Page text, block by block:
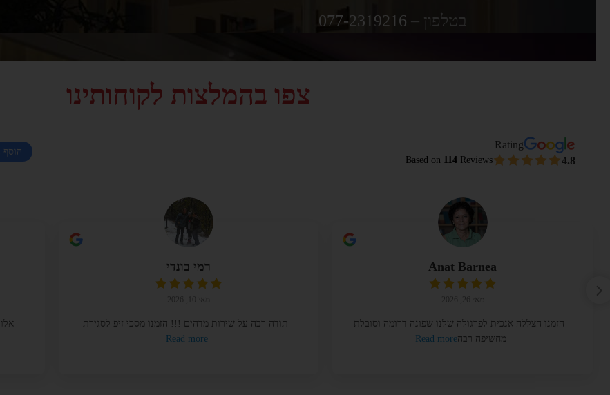
בטלפון – 077-2319216
צפו בהמלצות לקוחותינו
Rating
4.8
Based on 114 Reviews
הוסף
Anat Barnea
מאי 26, 2026
הזמנו הצללה אנכית לפרגולה שלנו שפונה דרומה וסובלת
מחשיפה רבהRead more
רמי בונדי
מאי 10, 2026
תודה רבה על שירות מדהים !!! הזמנו מסכי זיפ לסגירת
Read more